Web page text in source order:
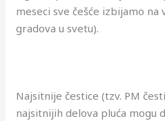
meseci sve češće izbijamo
gradova u svetu).
Najsitnije čestice (tzv. PM
najsitnijih delova pluća mogu